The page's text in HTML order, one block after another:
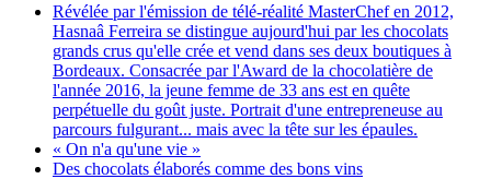
Révélée par l'émission de télé-réalité MasterChef en 2012,
Hasnaâ Ferreira se distingue aujourd'hui par les chocolats
grands crus qu'elle crée et vend dans ses deux boutiques à
Bordeaux. Consacrée par l'Award de la chocolatière de
l'année 2016, la jeune femme de 33 ans est en quête
perpétuelle du goût juste. Portrait d'une entrepreneuse au
parcours fulgurant... mais avec la tête sur les épaules.
« On n'a qu'une vie »
Des chocolats élaborés comme des bons vins